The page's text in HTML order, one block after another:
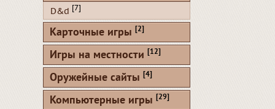
D&d [7]
Карточные игры [2]
Игры на местности [12]
Оружейные сайты [4]
Компьютерные игры [29]